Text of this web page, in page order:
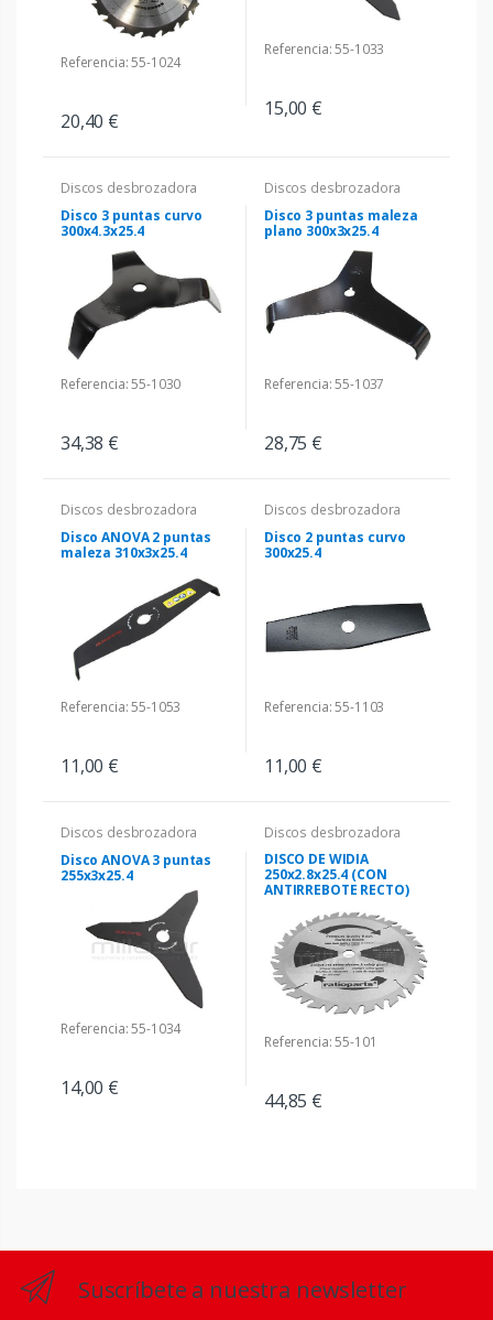
Referencia: 55-1024
20,40 €
Referencia: 55-1033
15,00 €
Discos desbrozadora
Disco 3 puntas curvo
300x4.3x25.4
Referencia: 55-1030
34,38 €
Discos desbrozadora
Disco 3 puntas maleza
plano 300x3x25.4
Referencia: 55-1037
28,75 €
Discos desbrozadora
Disco ANOVA 2 puntas
maleza 310x3x25.4
Referencia: 55-1053
11,00 €
Discos desbrozadora
Disco 2 puntas curvo
300x25.4
Referencia: 55-1103
11,00 €
Discos desbrozadora
Disco ANOVA 3 puntas
255x3x25.4
Referencia: 55-1034
14,00 €
Discos desbrozadora
DISCO DE WIDIA
250x2.8x25.4 (CON
ANTIRREBOTE RECTO)
Referencia: 55-101
44,85 €
Suscríbete a nuestra newsletter